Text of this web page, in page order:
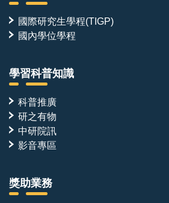
國際研究生學程(TIGP)
國內學位學程
學習科普知識
科普推廣
研之有物
中研院訊
影音專區
獎助業務